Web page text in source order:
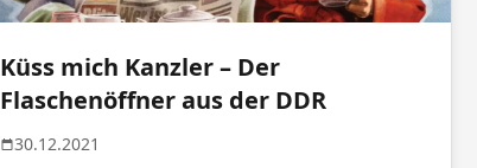
Küss mich Kanzler – Der
Flaschenöffner aus der DDR
30.12.2021